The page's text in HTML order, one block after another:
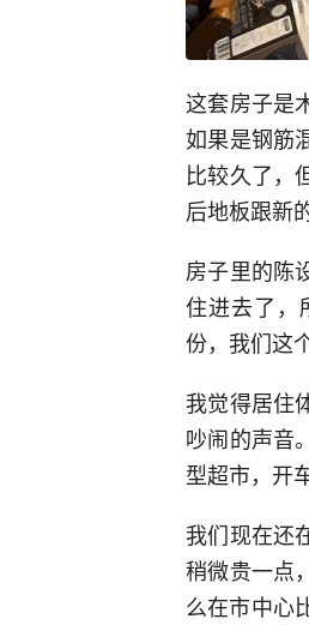
这套房子是
如果是钢筋
比较久了，
后地板跟新
房子里的陈
住进去了，
份，我们这
我觉得居住
吵闹的声音
型超市，开
我们现在还
稍微贵一点
么在市中心